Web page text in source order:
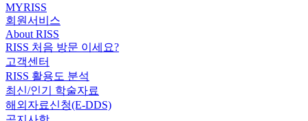
MYRISS
회원서비스
About RISS
RISS 처음 방문 이세요?
고객센터
RISS 활용도 분석
최신/인기 학술자료
해외자료신청(E-DDS)